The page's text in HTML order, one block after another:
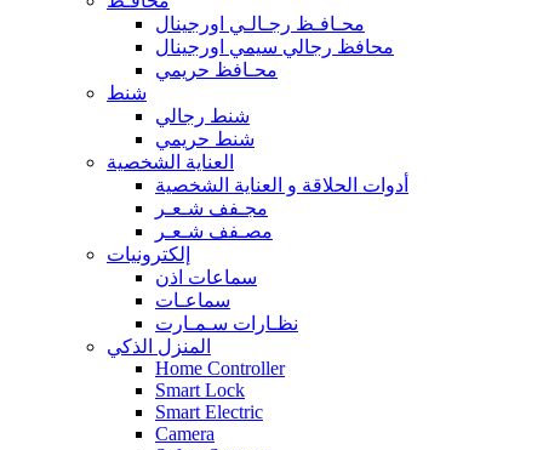
محـافـظ رجـالـي اورجينال
محافظ رجالي سيمي اورجينال
محـافظ حريمي
شنط
شنط رجالي
شنط حريمي
العناية الشخصية
أدوات الحلاقة و العناية الشخصية
مجـفف شـعـر
مصـفف شـعـر
إلكترونيات
سماعات اذن
سماعـات
نظـارات سـمـارت
المنزل الذكي
Home Controller
Smart Lock
Smart Electric
Camera